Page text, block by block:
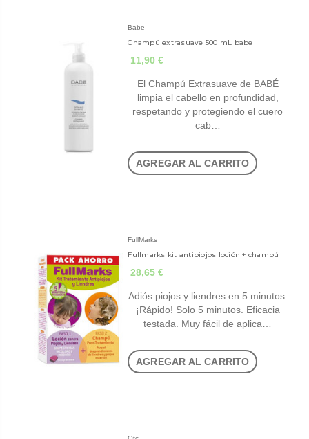
Babe
Champú extrasuave 500 mL babe
11,90 €
El Champú Extrasuave de BABÉ
limpia el cabello en profundidad,
respetando y protegiendo el cuero
cab…
AGREGAR AL CARRITO
FullMarks
Fullmarks kit antipiojos loción + champú
28,65 €
Adiós piojos y liendres en 5 minutos.
¡Rápido! Solo 5 minutos. Eficacia
testada. Muy fácil de aplica…
AGREGAR AL CARRITO